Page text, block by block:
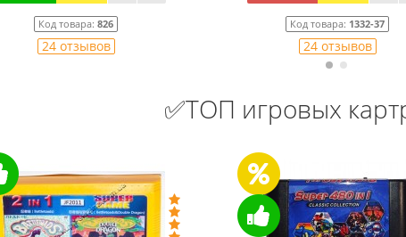
Код товара: 826
24 отзывов
Код товара: 1332-37
24 отзывов
✅ТОП игровых